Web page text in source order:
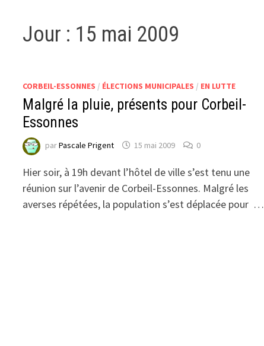
Jour : 15 mai 2009
CORBEIL-ESSONNES / ÉLECTIONS MUNICIPALES / EN LUTTE
Malgré la pluie, présents pour Corbeil-
Essonnes
parPascale Prigent 15 mai 2009 0
Hier soir, à 19h devant l’hôtel de ville s’est tenu une
réunion sur l’avenir de Corbeil-Essonnes. Malgré les
averses répétées, la population s’est déplacée pour …